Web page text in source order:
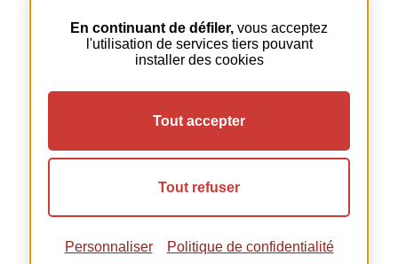
En continuant de défiler, vous acceptez
l'utilisation de services tiers pouvant
installer des cookies
Tout accepter
Tout refuser
Personnaliser Politique de confidentialité